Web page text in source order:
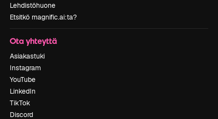
Lehdistöhuone
Etsitkö magnific.ai:ta?
Ota yhteyttä
Asiakastuki
Instagram
YouTube
LinkedIn
TikTok
Discord